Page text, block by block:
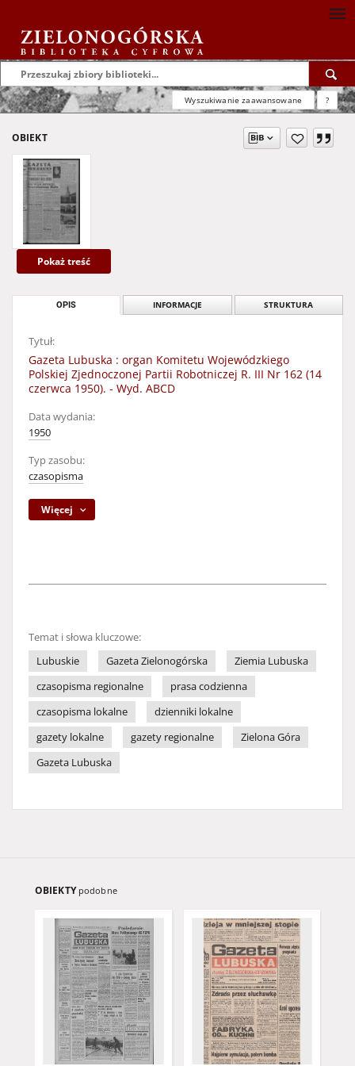
Wyszukiwanie zaawansowane ?
OBIEKT
Pokaż treść
OPIS INFORMACJE STRUKTURA
Tytuł:
Gazeta Lubuska : organ Komitetu Wojewódzkiego
Polskiej Zjednoczonej Partii Robotniczej R. III Nr 162 (14
czerwca 1950). - Wyd. ABCD
Data wydania:
1950
Typ zasobu:
czasopisma
Więcej
Temat i słowa kluczowe:
Lubuskie
Gazeta Zielonogórska
Ziemia Lubuska
czasopisma regionalne
prasa codzienna
czasopisma lokalne
dzienniki lokalne
gazety lokalne
gazety regionalne
Zielona Góra
Gazeta Lubuska
OBIEKTY podobne